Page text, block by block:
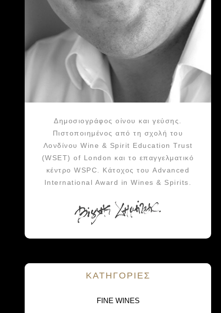
Δημοσιογράφος οίνου και γεύσης.
Πιστοποιημένος από τη σχολή του
Λονδίνου Wine & Spirit Education Trust
(WSET) of London και το επαγγελματικό
κέντρο WSPC. Κάτοχος του Advanced
International Award in Wines & Spirits.
KΑΤΗΓΟΡΙΕΣ
FINE WINES